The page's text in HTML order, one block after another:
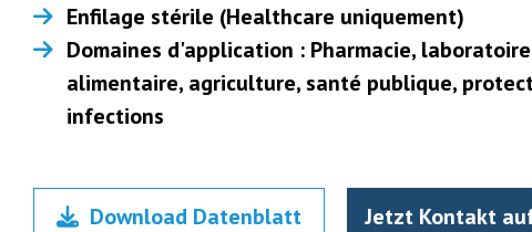
Enfilage stérile (Healthcare uniquement)
Domaines d'application : Pharmacie,
alimentaire, agriculture, santé publique,
infections
Download Datenblatt Jetzt Kontakt